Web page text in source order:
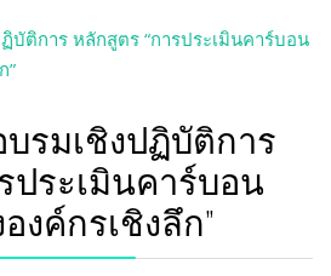
รมเชิงปฏิบัติการ
ประเมินคาร์บอน
ค์กรเชิงลึก”